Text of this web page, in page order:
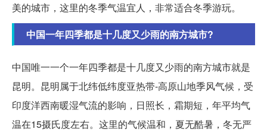
美的城市，这里的冬季气温宜人，非常适合冬季游玩。
中国一年四季都是十几度又少雨的南方城市?
中国唯一一个一年四季都是十几度又少雨的南方城市就是
昆明。昆明属于北纬低纬度亚热带-高原山地季风气候，受
印度洋西南暖湿气流的影响，日照长，霜期短，年平均气
温在15摄氏度左右。这里的气候温和，夏无酷暑，冬无严